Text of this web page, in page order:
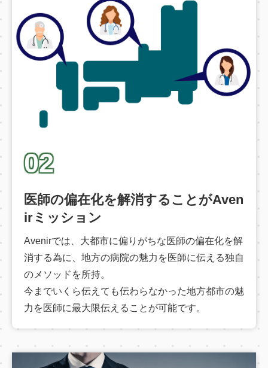
02
医師の偏在化を解消することがAven
irミッション
Avenirでは、大都市に偏りがちな医師の偏在化を解
消する為に、地方の病院の魅力を医師に伝える独自
のメソッドを所持。
今までいくら伝えても伝わらなかった地方都市の魅
力を医師に最大限伝えることが可能です。